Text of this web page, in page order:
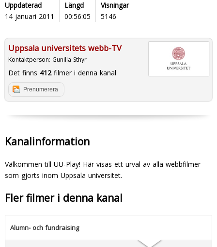
Uppdaterad
14 januari 2011
Längd
00:56:05
Visningar
5146
Uppsala universitets webb-TV
Kontaktperson: Gunilla Sthyr
Det finns 412filmer i denna kanal
Prenumerera
Kanalinformation
Välkommen till UU-Play! Här visas ett urval av alla webbfilmer
som gjorts inom Uppsala universitet.
Fler filmer i denna kanal
Alumn- och fundraising